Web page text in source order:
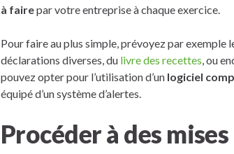
à fairepar votre entreprise à chaque exercice.
Pour faire au plus simple, prévoyez par exemple
déclarations diverses, du livre des recettes , ou
pouvez opter pour l’utilisation d’un logiciel
équipé d’un système d’alertes.
Procéder à des